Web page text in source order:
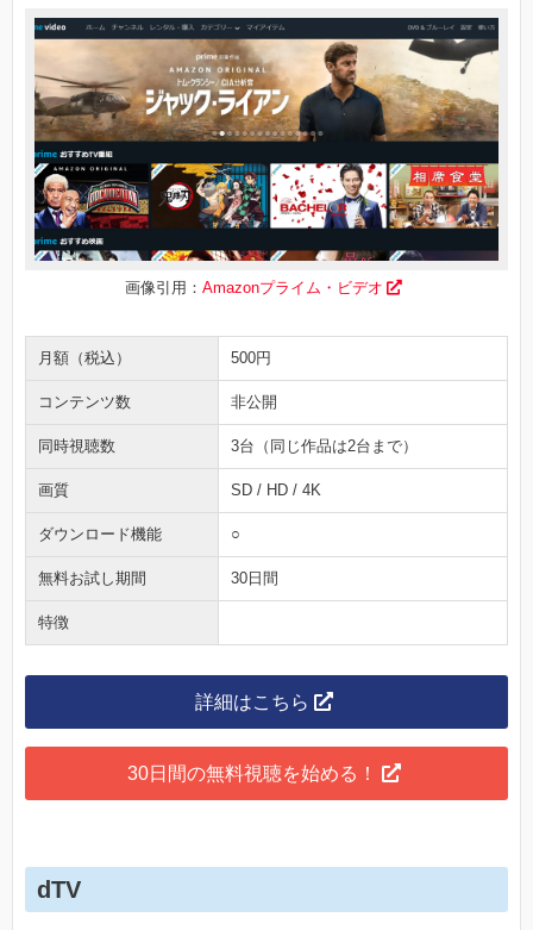
画像引用： Amazonプライム・ビデオ
月額（税込） 500円
コンテンツ数 非公開
同時視聴数 3台（同じ作品は2台まで）
画質 SD / HD / 4K
ダウンロード機能 ○
無料お試し期間 30日間
特徴
詳細はこちら
30日間の無料視聴を始める！
dTV